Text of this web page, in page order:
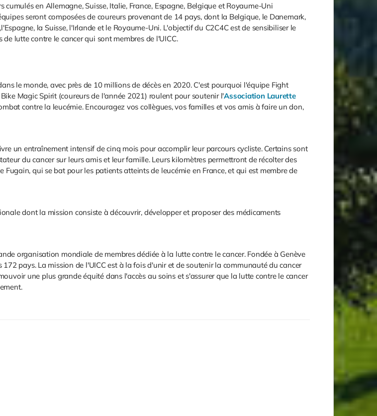
en Allemagne, Suisse, Italie, France, Espagne, Belgique et Royaume-Uni
seront composées de coureurs provenant de 14 pays, dont la Belgique, le Danemark,
la Suisse, l'Irlande et le Royaume-Uni. L'objectif du C2C4C est de sensibiliser le
lutte contre le cancer qui sont membres de l'UICC.
le monde, avec près de 10 millions de décès en 2020. C'est pourquoi l'équipe Fight
Magic Spirit (coureurs de l'année 2021) roulent pour soutenir l'Association Laurette
contre la leucémie. Encouragez vos collègues, vos familles et vos amis à faire un don,
un entraînement intensif de cinq mois pour accomplir leur parcours cycliste. Certains sont
du cancer sur leurs amis et leur famille. Leurs kilomètres permettront de récolter des
qui se bat pour les patients atteints de leucémie en France, et qui est membre de
dont la mission consiste à découvrir, développer et proposer des médicaments
organisation mondiale de membres dédiée à la lutte contre le cancer. Fondée à Genève
pays. La mission de l'UICC est à la fois d'unir et de soutenir la communauté du cancer
une plus grande équité dans l'accès au soins et s'assurer que la lutte contre le cancer